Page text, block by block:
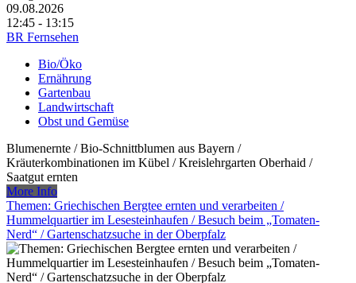
09.08.2026
12:45 - 13:15
BR Fernsehen
Bio/Öko
Ernährung
Gartenbau
Landwirtschaft
Obst und Gemüse
Blumenernte /​ Bio-Schnittblumen aus Bayern /​
Kräuterkombinationen im Kübel /​ Kreislehrgarten Oberhaid /​
Saatgut ernten
More Info
Themen: Griechischen Bergtee ernten und verarbeiten /​
Hummelquartier im Lesesteinhaufen /​ Besuch beim „Tomaten-
Nerd“ /​ Gartenschatzsuche in der Oberpfalz